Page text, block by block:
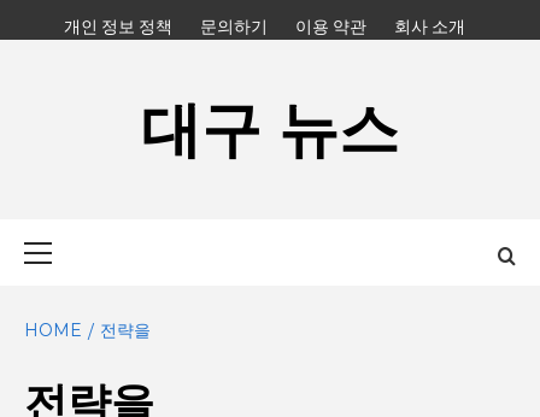
to
개인 정보 정책 문의하기 이용 약관 회사 소개
대구 뉴스
HOME 전략을
전략을